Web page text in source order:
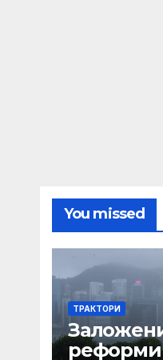
You missed
ТРАКТОРИ
реформи